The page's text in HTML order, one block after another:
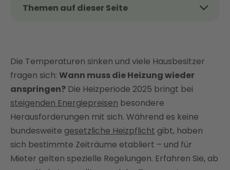
Themen auf dieser Seite
Heizen nach Außentemperaturen
Die optimale Raumtemperatur
Heizpflicht: Ist die Heizperiode gesetzlich geregelt?
Heizperiode im Jahr 2025
Wie teuer ist das Heizen in diesem Jahr?
Energiespartipps von Enter
Heizperiode: Das müssen Vermieter und Mieter
Die Temperaturen sinken und viele Hausbesitzer
fragen sich: Wann muss die Heizung wieder
anspringen? Die Heizperiode 2025 bringt bei
steigenden Energiepreisen besondere
Herausforderungen mit sich. Während es keine
bundesweite gesetzliche Heizpflicht gibt, haben
sich bestimmte Zeiträume etabliert – und für
Mieter gelten spezielle Regelungen. Erfahren Sie, ab